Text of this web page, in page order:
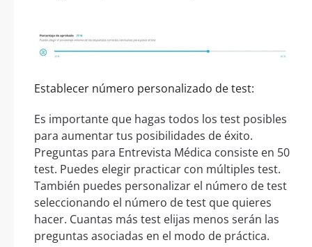
Establecer número personalizado de test:
Es importante que hagas todos los test posibles
para aumentar tus posibilidades de éxito.
Preguntas para Entrevista Médica consiste en 50
test. Puedes elegir practicar con múltiples test.
También puedes personalizar el número de test
seleccionando el número de test que quieres
hacer. Cuantas más test elijas menos serán las
preguntas asociadas en el modo de práctica.